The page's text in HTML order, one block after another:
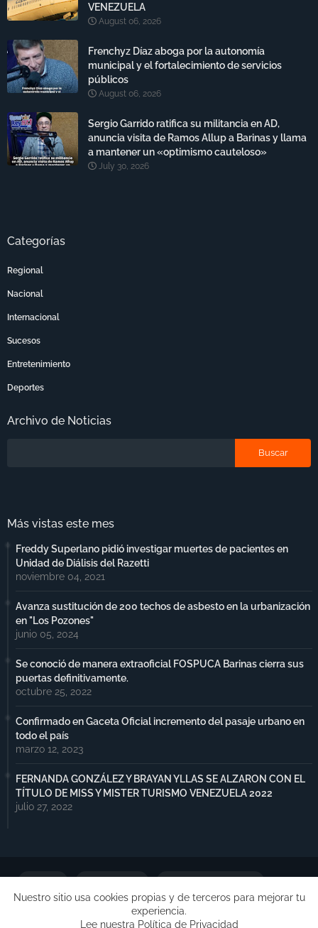
VENEZUELA
August 06, 2026
Frenchyz Díaz aboga por la autonomía
municipal y el fortalecimiento de servicios
públicos
August 06, 2026
Sergio Garrido ratifica su militancia en AD,
anuncia visita de Ramos Allup a Barinas y llama
a mantener un «optimismo cauteloso»
July 30, 2026
Categorías
Regional
Nacional
Internacional
Sucesos
Entretenimiento
Deportes
Archivo de Noticias
Más vistas este mes
Freddy Superlano pidió investigar muertes de pacientes en
Unidad de Diálisis del Razetti
noviembre 04, 2021
Avanza sustitución de 200 techos de asbesto en la urbanización
en "Los Pozones"
junio 05, 2024
Se conoció de manera extraoficial FOSPUCA Barinas cierra sus
puertas definitivamente.
octubre 25, 2022
Confirmado en Gaceta Oficial incremento del pasaje urbano en
todo el país
marzo 12, 2023
FERNANDA GONZÁLEZ Y BRAYAN YLLAS SE ALZARON CON EL
TÍTULO DE MISS Y MISTER TURISMO VENEZUELA 2022
julio 27, 2022
Nuestro sitio usa cookies propias y de terceros para mejorar tu
experiencia.
Lee nuestra Política de Privacidad